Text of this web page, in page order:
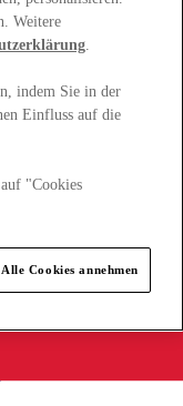
Weitere
.
indem Sie in der
Einfluss auf die
"Cookies
Alle Cookies annehmen